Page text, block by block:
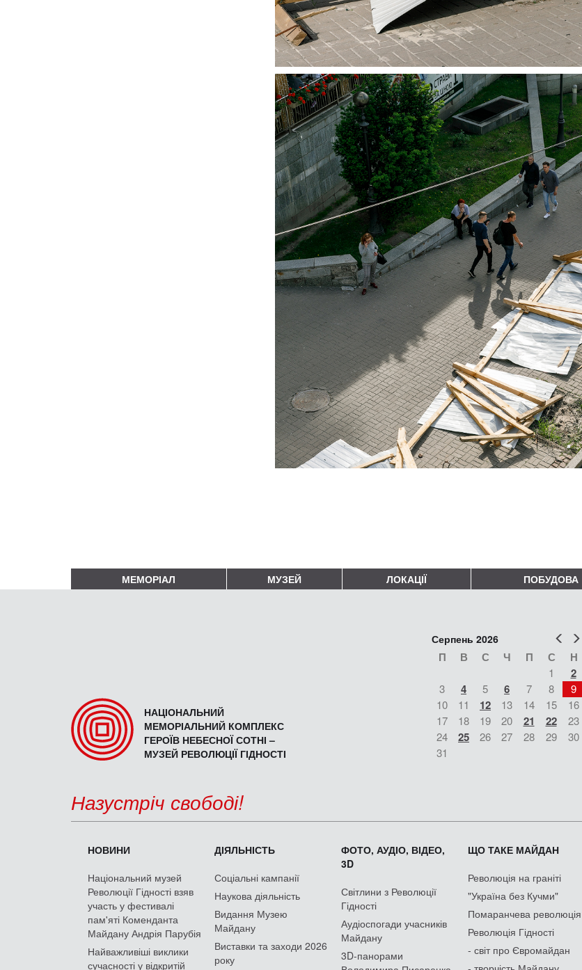
МЕМОРІАЛ МУЗЕЙ ЛОКАЦІЇ ПОБУДОВА
НАЦІОНАЛЬНИЙ
МЕМОРІАЛЬНИЙ КОМПЛЕКС
ГЕРОЇВ НЕБЕСНОЇ СОТНІ –
МУЗЕЙ РЕВОЛЮЦІЇ ГІДНОСТІ
Серпень 2026
П В С Ч П С Н
1 2
3 4 5 6 7 8
9
10
11 12 13 14 15
16
17
18 19 20 21 22
23
24
25 26 27 28 29
30
31
Назустріч свободі!
НОВИНИ
Національний музей
Революції Гідності взяв
участь у фестивалі
пам'яті Коменданта
Майдану Андрія Парубія
Найважливіші виклики
сучасності у відкритій
ДІЯЛЬНІСТЬ
Соціальні кампанії
Наукова діяльність
Видання Музею
Майдану
Виставки та заходи 2026
року
ФОТО, АУДІО, ВІДЕО,
3D
Світлини з Революції
Гідності
Аудіоспогади учасників
Майдану
3D-панорами
ЩО ТАКЕ МАЙДАН
Революція на граніті
"Україна без Кучми"
Помаранчева революція
Революція Гідності
- світ про Євромайдан